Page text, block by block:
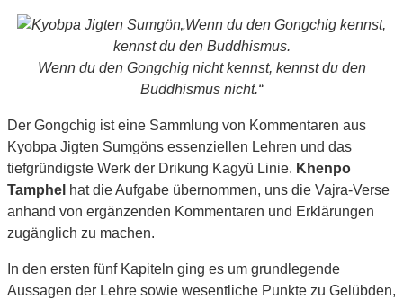
„Wenn du den Gongchig kennst,
kennst du den Buddhismus.
Wenn du den Gongchig nicht kennst, kennst du den
Buddhismus nicht.“
Der Gongchig ist eine Sammlung von Kommentaren aus
Kyobpa Jigten Sumgöns essenziellen Lehren und das
tiefgründigste Werk der Drikung Kagyü Linie. Khenpo
Tamphel hat die Aufgabe übernommen, uns die Vajra-Verse
anhand von ergänzenden Kommentaren und Erklärungen
zugänglich zu machen.
In den ersten fünf Kapiteln ging es um grundlegende
Aussagen der Lehre sowie wesentliche Punkte zu Gelübden,